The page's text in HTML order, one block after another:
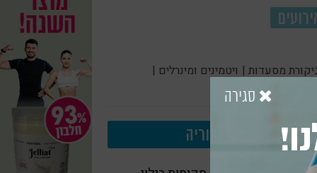
מסעדות | ויטמינים ומינרלים |
עוד בקטגוריה
סגירה